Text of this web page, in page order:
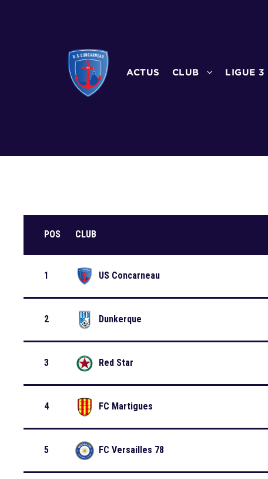
ACTUS CLUB LIGUE 3
POS CLUB
1 US Concarneau
2 Dunkerque
3 Red Star
4 FC Martigues
5 FC Versailles 78